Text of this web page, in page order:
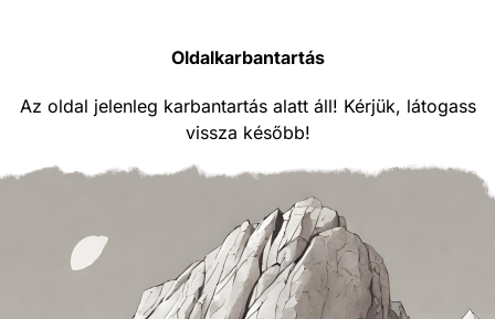
Oldalkarbantartás
Az oldal jelenleg karbantartás alatt áll! Kérjük, látogass
vissza később!